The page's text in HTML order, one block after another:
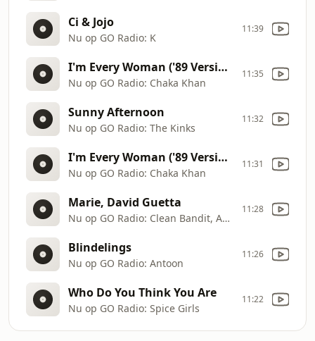
Ci & Jojo
Nu op GO Radio: K
11:39
I'm Every Woman ('89 Version)
Nu op GO Radio: Chaka Khan
11:35
Sunny Afternoon
Nu op GO Radio: The Kinks
11:32
I'm Every Woman ('89 Version)
Nu op GO Radio: Chaka Khan
11:31
Marie, David Guetta
Nu op GO Radio: Clean Bandit, Anne
11:28
Blindelings
Nu op GO Radio: Antoon
11:26
Who Do You Think You Are
Nu op GO Radio: Spice Girls
11:22